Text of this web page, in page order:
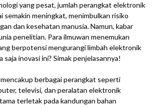
yang pesat, jumlah perangkat elektronik
semakin meningkat, menimbulkan risiko
dan kesehatan manusia. Namun, kabar
penelitian. Para ilmuwan menemukan
berpotensi mengurangi limbah elektronik
saja inovasi ini? Simak penjelasannya!
berbagai perangkat seperti
televisi, dan peralatan elektronik
terletak pada kandungan bahan